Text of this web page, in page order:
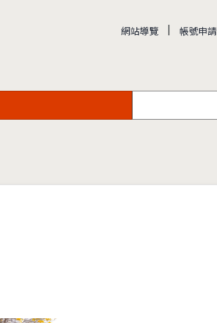
網站導覽 | 帳號申請